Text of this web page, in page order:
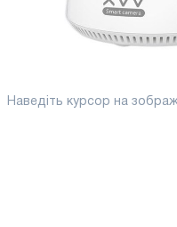
Наведіть курсор на